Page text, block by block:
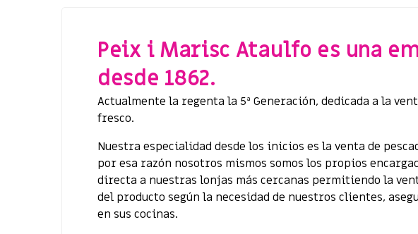
Peix i Marisc Ataulfo es una
desde 1862.
Actualmente la regenta la 5ª Generación, dedicada a la
fresco.
Nuestra especialidad desde los inicios es la venta de
por esa razón nosotros mismos somos los propios
directa a nuestras lonjas más cercanas permitiendo la
del producto según la necesidad de nuestros clientes,
en sus cocinas.